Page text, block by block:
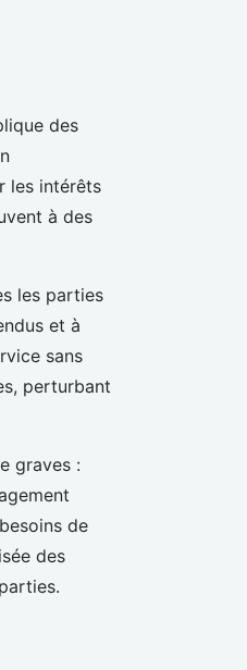
des
les intérêts
à des
les parties
et à
sans
perturbant
graves :
de
des